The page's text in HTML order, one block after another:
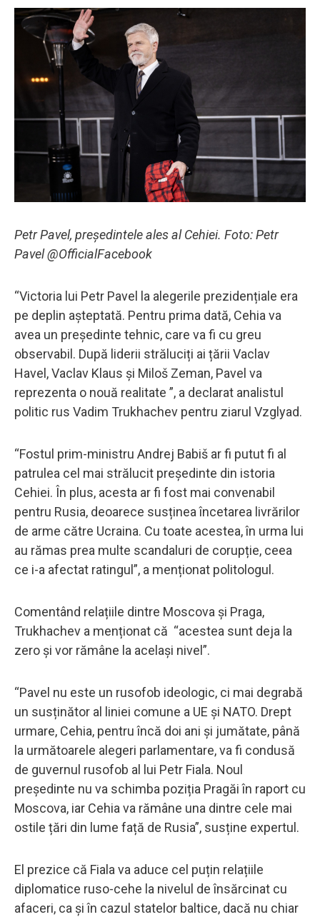
Petr Pavel, președintele ales al Cehiei. Foto: Petr
Pavel @OfficialFacebook
“Victoria lui Petr Pavel la alegerile prezidențiale era
pe deplin așteptată. Pentru prima dată, Cehia va
avea un președinte tehnic, care va fi cu greu
observabil. După liderii străluciți ai țării Vaclav
Havel, Vaclav Klaus și Miloš Zeman, Pavel va
reprezenta o nouă realitate ”, a declarat analistul
politic rus Vadim Trukhachev pentru ziarul Vzglyad.
“Fostul prim-ministru Andrej Babiš ar fi putut fi al
patrulea cel mai strălucit președinte din istoria
Cehiei. În plus, acesta ar fi fost mai convenabil
pentru Rusia, deoarece susținea încetarea livrărilor
de arme către Ucraina. Cu toate acestea, în urma lui
au rămas prea multe scandaluri de corupție, ceea
ce i-a afectat ratingul”, a menționat politologul.
Comentând relațiile dintre Moscova și Praga,
Trukhachev a menționat că “acestea sunt deja la
zero și vor rămâne la același nivel”.
“Pavel nu este un rusofob ideologic, ci mai degrabă
un susținător al liniei comune a UE și NATO. Drept
urmare, Cehia, pentru încă doi ani și jumătate, până
la următoarele alegeri parlamentare, va fi condusă
de guvernul rusofob al lui Petr Fiala. Noul
președinte nu va schimba poziția Pragăi în raport cu
Moscova, iar Cehia va rămâne una dintre cele mai
ostile țări din lume față de Rusia”, susține expertul.
El prezice că Fiala va aduce cel puțin relațiile
diplomatice ruso-cehe la nivelul de însărcinat cu
afaceri, ca și în cazul statelor baltice, dacă nu chiar